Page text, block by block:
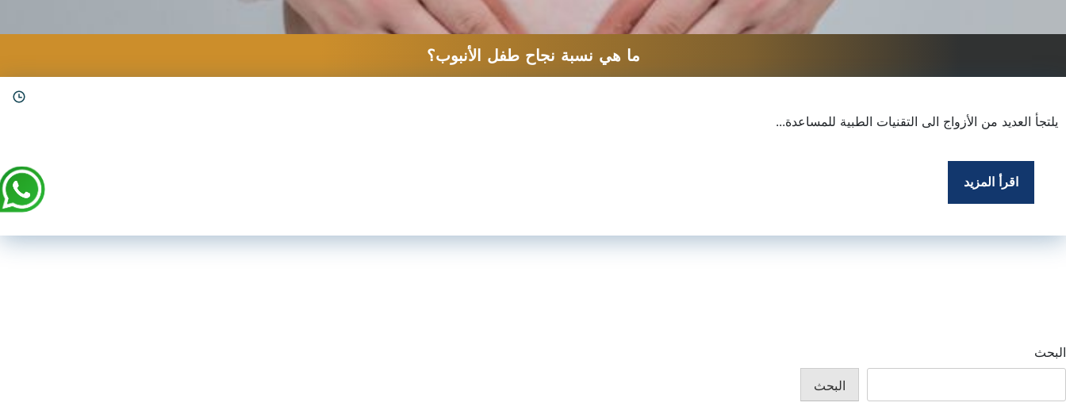
ما هي نسبة نجاح طفل الأنبوب؟
يلتجأ العديد من الأزواج الى التقنيات الطبية للمساعدة...
اقرأ المزيد
البحث
البحث